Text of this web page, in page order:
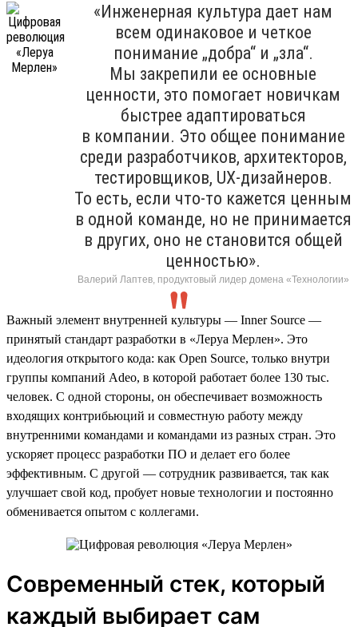
«Инженерная культура дает нам
всем одинаковое и четкое
понимание „добра“ и „зла“.
Мы закрепили ее основные
ценности, это помогает новичкам
быстрее адаптироваться
в компании. Это общее понимание
среди разработчиков, архитекторов,
тестировщиков, UX-дизайнеров.
То есть, если что-то кажется ценным
в одной команде, но не принимается
в других, оно не становится общей
ценностью».
Валерий Лаптев, продуктовый лидер домена «Технологии»
Важный элемент внутренней культуры — Inner Source —
принятый стандарт разработки в «Леруа Мерлен». Это
идеология открытого кода: как Open Source, только внутри
группы компаний Adeo, в которой работает более 130 тыс.
человек. С одной стороны, он обеспечивает возможность
входящих контрибьюций и совместную работу между
внутренними командами и командами из разных стран. Это
ускоряет процесс разработки ПО и делает его более
эффективным. С другой — сотрудник развивается, так как
улучшает свой код, пробует новые технологии и постоянно
обменивается опытом с коллегами.
Современный стек, который
каждый выбирает сам